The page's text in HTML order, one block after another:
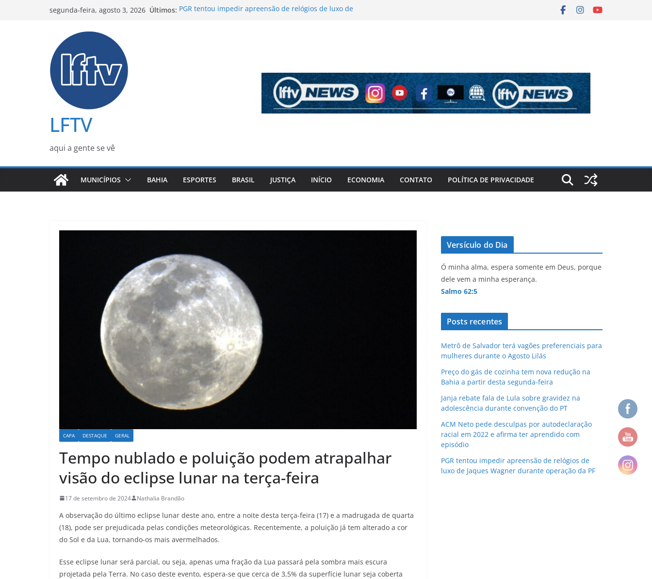
segunda-feira, agosto 3, 2026 Últimos: PGR tentou impedir apreensão de relógios de luxo de
ACM Neto pede desculpas por autodeclaração racial em
2022 e afirma ter aprendido com episódio
LFTV
aqui a gente se vê
MUNICÍPIOS BAHIA ESPORTES BRASIL JUSTIÇA INÍCIO ECONOMIA CONTATO POLÍTICA DE PRIVACIDADE
CAPA DESTAQUE GERAL
Tempo nublado e poluição podem atrapalhar
visão do eclipse lunar na terça-feira
17 de setembro de 2024 Nathalia Brandão
A observação do último eclipse lunar deste ano, entre a noite desta terça-feira (17) e a madrugada de quarta
(18), pode ser prejudicada pelas condições meteorológicas. Recentemente, a poluição já tem alterado a cor
do Sol e da Lua, tornando-os mais avermelhados.
Esse eclipse lunar será parcial, ou seja, apenas uma fração da Lua passará pela sombra mais escura
projetada pela Terra. No caso deste evento, espera-se que cerca de 3,5% da superfície lunar seja coberta
Versículo do Dia
Ó minha alma, espera somente em Deus, porque
dele vem a minha esperança.
Salmo 62:5
Posts recentes
Metrô de Salvador terá vagões preferenciais para
mulheres durante o Agosto Lilás
Preço do gás de cozinha tem nova redução na
Bahia a partir desta segunda-feira
Janja rebate fala de Lula sobre gravidez na
adolescência durante convenção do PT
ACM Neto pede desculpas por autodeclaração
racial em 2022 e afirma ter aprendido com
episódio
PGR tentou impedir apreensão de relógios de
luxo de Jaques Wagner durante operação da PF